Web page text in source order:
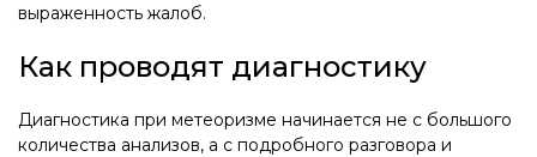
выраженность жалоб.
Как проводят диагностику
Диагностика при метеоризме начинается не с большого
количества анализов, а с подробного разговора и